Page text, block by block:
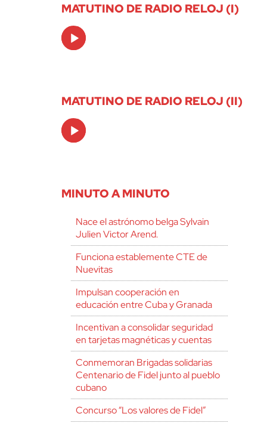
MATUTINO DE RADIO RELOJ (I)
Audio
Player
MATUTINO DE RADIO RELOJ (II)
Audio
Player
MINUTO A MINUTO
Nace el astrónomo belga Sylvain
Julien Victor Arend.
Funciona establemente CTE de
Nuevitas
Impulsan cooperación en
educación entre Cuba y Granada
Incentivan a consolidar seguridad
en tarjetas magnéticas y cuentas
Conmemoran Brigadas solidarias
Centenario de Fidel junto al pueblo
cubano
Concurso “Los valores de Fidel”